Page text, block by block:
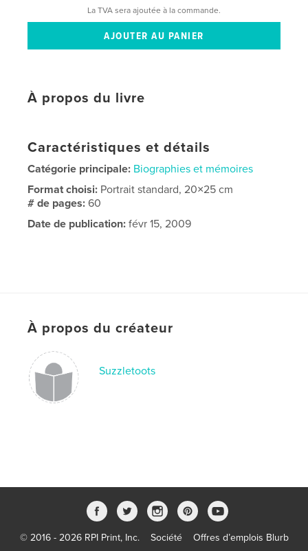
La TVA sera ajoutée à la commande.
À propos du livre
Caractéristiques et détails
Catégorie principale: Biographies et mémoires
Format choisi: Portrait standard, 20×25 cm
# de pages:60
Date de publication: févr 15, 2009
À propos du créateur
Suzzletoots
© 2016 - 2026 RPI Print, Inc. Société Offres d’emplois Blurb